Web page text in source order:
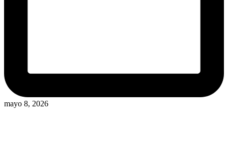
mayo 8, 2026